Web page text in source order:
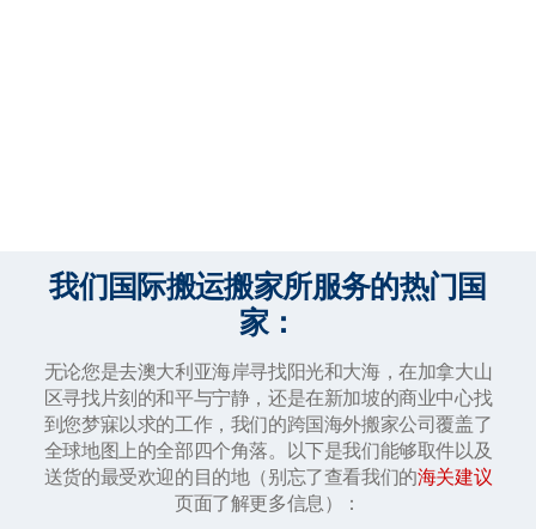
我们国际搬运搬家所服务的热门国
家：
无论您是去澳大利亚海岸寻找阳光和大海，在加拿大山
区寻找片刻的和平与宁静，还是在新加坡的商业中心找
到您梦寐以求的工作，我们的跨国海外搬家公司覆盖了
全球地图上的全部四个角落。以下是我们能够取件以及
送货的最受欢迎的目的地（别忘了查看我们的海关建议
页面了解更多信息）：